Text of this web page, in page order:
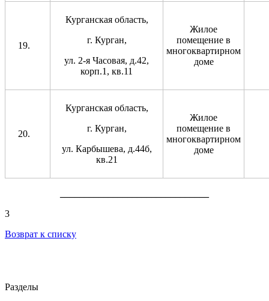
Курганская область,
г. Курган,
ул. 2-я Часовая, д.42,
корп.1, кв.11
Жилое
помещение в
многоквартирном
доме
Курганская область,
г. Курган,
ул. Карбышева, д.44б,
кв.21
Жилое
помещение в
многоквартирном
доме
3
Возврат к списку
Разделы